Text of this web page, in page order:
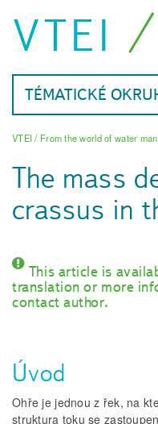
VTEI
TÉMATICKÉ
VTEI/ From the world of water
The mass
crassus in
This article is
translation or more
contact author.
Úvod
Ohře je jednou z řek, na
struktura toku se